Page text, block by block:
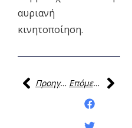
αυριανή
κινητοποίηση.
Προηγούμενη
Επόμενη